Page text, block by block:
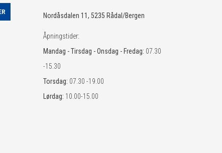
Nordåsdalen 11, 5235 Rådal/Bergen
Åpningstider:
Mandag - Tirsdag - Onsdag - Fredag: 07.30
-15.30
Torsdag: 07.30 -19.00
Lørdag: 10.00-15.00